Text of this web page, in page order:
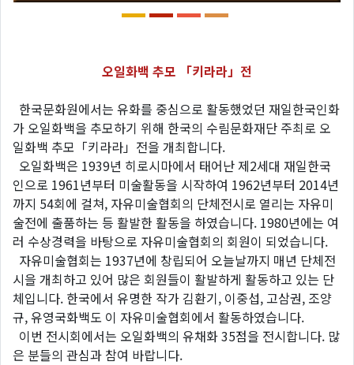
오일화백 추모 「키라라」전
한국문화원에서는 유화를 중심으로 활동했었던 재일한국인화
가 오일화백을 추모하기 위해 한국의 수림문화재단 주최로 오
일화백 추모「키라라」전을 개최합니다.
오일화백은 1939년 히로시마에서 태어난 제2세대 재일한국
인으로 1961년부터 미술활동을 시작하여 1962년부터 2014년
까지 54회에 걸쳐, 자유미술협회의 단체전시로 열리는 자유미
술전에 출품하는 등 활발한 활동을 하였습니다. 1980년에는 여
러 수상경력을 바탕으로 자유미술협회의 회원이 되었습니다.
자유미술협회는 1937년에 창립되어 오늘날까지 매년 단체전
시을 개최하고 있어 많은 회원들이 활발하게 활동하고 있는 단
체입니다. 한국에서 유명한 작가 김환기, 이중섭, 고삼권, 조양
규, 유영국화백도 이 자유미술협회에서 활동하였습니다.
이번 전시회에서는 오일화백의 유채화 35점을 전시합니다. 많
은 분들의 관심과 참여 바랍니다.